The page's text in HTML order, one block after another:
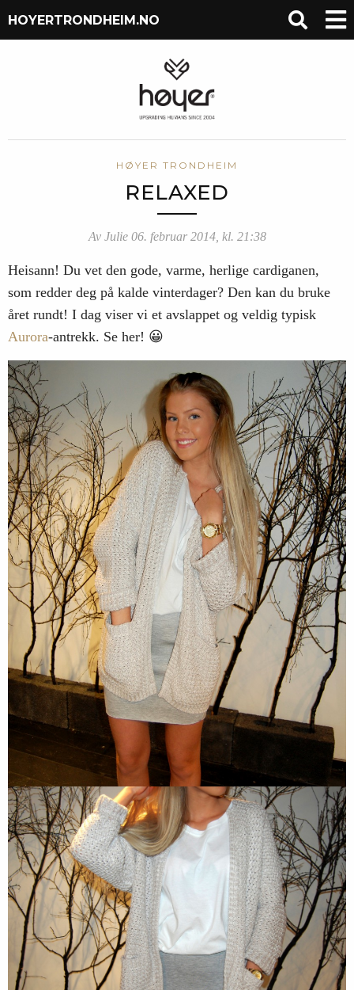
HOYERTRONDHEIM.NO
HØYER TRONDHEIM
RELAXED
Av Julie 06. februar 2014, kl. 21:38
Heisann! Du vet den gode, varme, herlige cardiganen,
som redder deg på kalde vinterdager? Den kan du bruke
året rundt! I dag viser vi et avslappet og veldig typisk
Aurora-antrekk. Se her! 😀